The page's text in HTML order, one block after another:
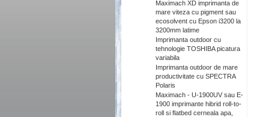
Maximach XD imprimanta de
mare viteza cu pigment sau
ecosolvent cu Epson i3200 la
3200mm latime
Imprimanta outdoor cu
tehnologie TOSHIBA picatura
variabila
Imprimanta outdoor de mare
productivitate cu SPECTRA
Polaris
Maximach - U-1900UV sau E-
1900 imprimante hibrid roll-to-
roll si flatbed cerneala apa,